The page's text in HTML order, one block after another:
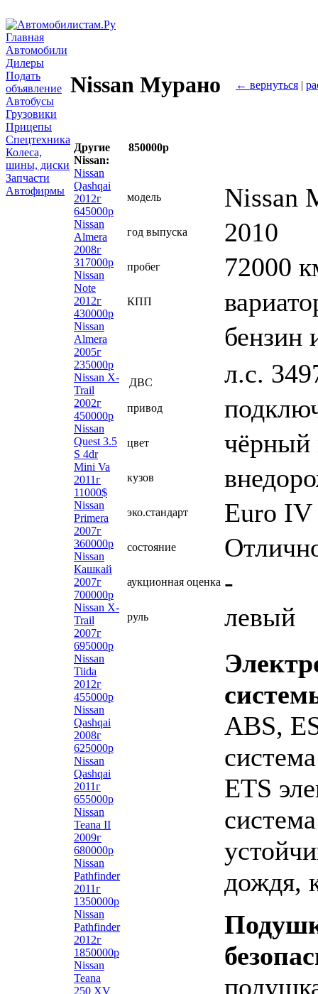
Главная
Автомобили
Дилеры
Подать
объявление
Автобусы
Грузовики
Прицепы
Спецтехника
Колеса,
шины, диски
Запчасти
Автофирмы
Nissan Мурано ← вернуться |
Другие
Nissan:
Nissan
Qashqai
2012г
645000р
Nissan
Almera
2008г
317000р
Nissan
Note
2012г
430000р
Nissan
Almera
2005г
235000р
Nissan X-
Trail
2002г
450000р
Nissan
Quest 3.5
S 4dr
Mini Va
2011г
11000$
Nissan
Primera
2007г
360000р
Nissan
Кашкай
2007г
700000р
Nissan X-
Trail
2007г
695000р
Nissan
Tiida
2012г
455000р
Nissan
Qashqai
2008г
625000р
Nissan
Qashqai
2011г
655000р
Nissan
Teana II
2009г
680000р
Nissan
Pathfinder
2011г
1350000р
Nissan
Pathfinder
2012г
1850000р
Nissan
Teana
250 XV
850000р
модель Nissan
год выпуска 2010
пробег 72000
КПП
ДВС
бензин
л.с.
привод
цвет чёрный
кузов
эко.стандарт Euro IV
состояние
аукционная оценка -
руль левый
ABS,
ETS
дождя,